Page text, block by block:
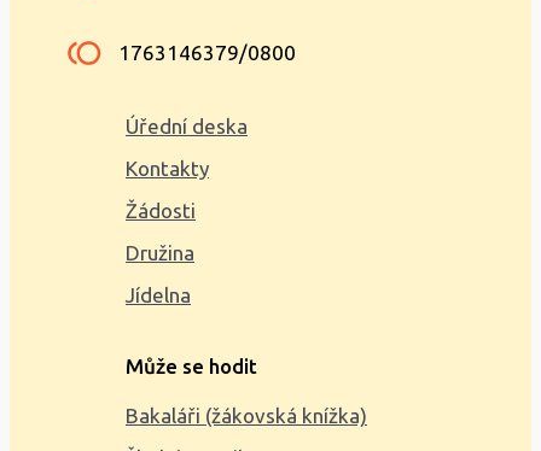
1763146379/0800
Úřední deska
Kontakty
Žádosti
Družina
Jídelna
Může se hodit
Bakaláři (žákovská knížka)